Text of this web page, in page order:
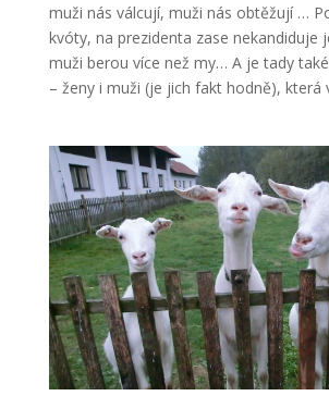
muži nás válcují, muži nás obtěžují …
kvóty, na prezidenta zase nekandiduje
muži berou více než my… A je tady
– ženy i muži (je jich fakt hodně), která